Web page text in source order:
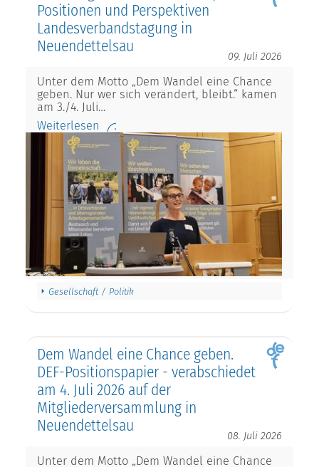
Positionen und Perspektiven
Landesverbandstagung in
Neuendettelsau
09. Juli 2026
Unter dem Motto „Dem Wandel eine Chance
geben. Nur wer sich verändert, bleibt.“ kamen
am 3./4. Juli…
Weiterlesen
Gesellschaft / Politik
Dem Wandel eine Chance geben.
DEF-Positionspapier - verabschiedet
am 4. Juli 2026 auf der
Mitgliederversammlung in
Neuendettelsau
08. Juli 2026
Unter dem Motto „Dem Wandel eine Chance